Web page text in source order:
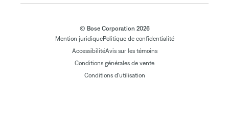
© Bose Corporation 2026
Mention juridiquePolitique de confidentialité
AccessibilitéAvis sur les témoins
Conditions générales de vente
Conditions d'utilisation